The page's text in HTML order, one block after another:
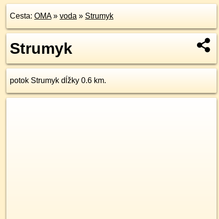
Cesta: OMA» voda » Strumyk
Strumyk
potok Strumyk dĺžky 0.6 km.